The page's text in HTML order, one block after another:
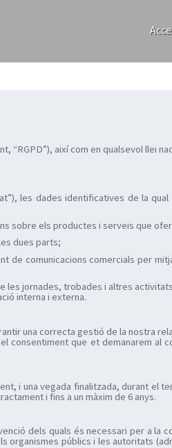
“RGPD”), així com en qualsevol llei
les dades identificatives de la
sobre els productes i serveis que
dues parts;
de comunicacions comercials per
les jornades, trobades i altres
interna i externa.
una correcta gestió de la nostra
consentiment que et demanarem al
i una vegada finalitzada, durant el
i fins a un màxim de 6 anys.
dels quals és necessari per a la
organismes públics i les autoritats